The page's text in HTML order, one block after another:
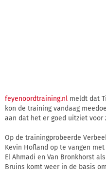
feyenoordtraining.nl meldt dat
kon de training vandaag
aan dat het er goed uitziet voor
Op de trainingprobeerde
Kevin Hofland op te vangen
El Ahmadi en Van Bronkhorst
Bruins komt weer in de basis